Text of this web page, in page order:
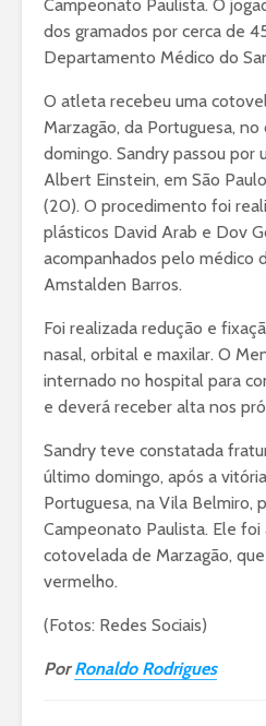
Campeonato Paulista. O
dos gramados por cerca de
Departamento Médico do
O atleta recebeu uma
Marzagão, da Portuguesa,
domingo. Sandry passou por
Albert Einstein, em São
(20). O procedimento foi
plásticos David Arab e Dov
acompanhados pelo médico
Amstalden Barros.
Foi realizada redução e
nasal, orbital e maxilar. O
internado no hospital para
e deverá receber alta nos
Sandry teve constatada
último domingo, após a
Portuguesa, na Vila Belmiro,
Campeonato Paulista. Ele
cotovelada de Marzagão,
vermelho.
(Fotos: Redes Sociais)
PorRonaldo Rodrigues